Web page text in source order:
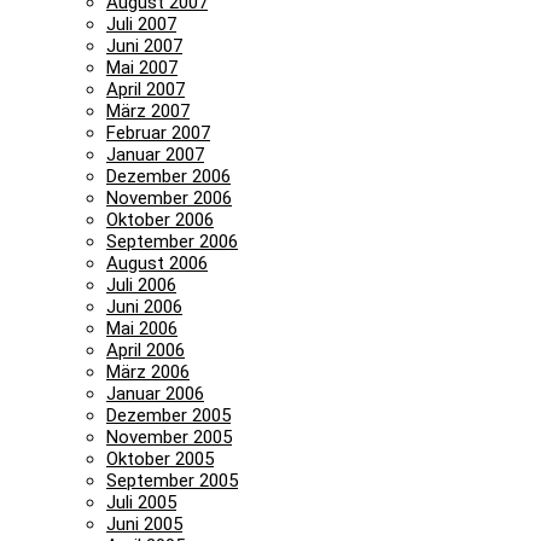
Juli 2007
Juni 2007
Mai 2007
April 2007
März 2007
Februar 2007
Januar 2007
Dezember 2006
November 2006
Oktober 2006
September 2006
August 2006
Juli 2006
Juni 2006
Mai 2006
April 2006
März 2006
Januar 2006
Dezember 2005
November 2005
Oktober 2005
September 2005
Juli 2005
Juni 2005